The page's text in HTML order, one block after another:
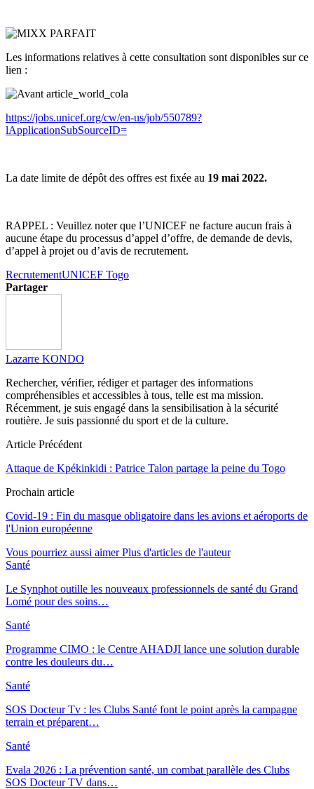
Les informations relatives à cette consultation sont disponibles sur ce
lien :
https://jobs.unicef.org/cw/en-us/job/550789?
lApplicationSubSourceID=
La date limite de dépôt des offres est fixée au 19 mai 2022.
RAPPEL : Veuillez noter que l’UNICEF ne facture aucun frais à
aucune étape du processus d’appel d’offre, de demande de devis,
d’appel à projet ou d’avis de recrutement.
RecrutementUNICEF Togo
Partager
Lazarre KONDO
Rechercher, vérifier, rédiger et partager des informations
compréhensibles et accessibles à tous, telle est ma mission.
Récemment, je suis engagé dans la sensibilisation à la sécurité
routière. Je suis passionné du sport et de la culture.
Article Précédent
Attaque de Kpékinkidi : Patrice Talon partage la peine du Togo
Prochain article
Covid-19 : Fin du masque obligatoire dans les avions et aéroports de
l'Union européenne
Vous pourriez aussi aimer Plus d'articles de l'auteur
Santé
Le Synphot outille les nouveaux professionnels de santé du Grand
Lomé pour des soins…
Santé
Programme CIMO : le Centre AHADJI lance une solution durable
contre les douleurs du…
Santé
SOS Docteur Tv : les Clubs Santé font le point après la campagne
terrain et préparent…
Santé
Evala 2026 : La prévention santé, un combat parallèle des Clubs
SOS Docteur TV dans…